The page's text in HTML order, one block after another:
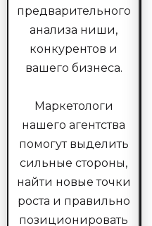
предварительного
анализа ниши,
конкурентов и
вашего бизнеса.
Маркетологи
нашего агентства
помогут выделить
сильные стороны,
найти новые точки
роста и правильно
позиционировать